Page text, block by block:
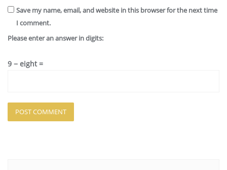
Save my name, email, and website in this browser for the next time
I comment.
Please enter an answer in digits:
9 − eight =